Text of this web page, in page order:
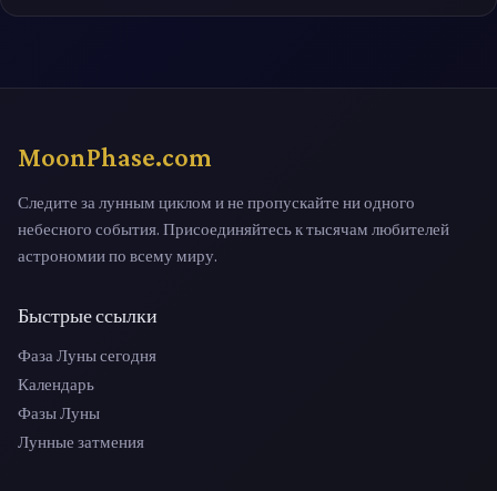
MoonPhase.com
Следите за лунным циклом и не пропускайте ни одного
небесного события. Присоединяйтесь к тысячам любителей
астрономии по всему миру.
Быстрые ссылки
Фаза Луны сегодня
Календарь
Фазы Луны
Лунные затмения